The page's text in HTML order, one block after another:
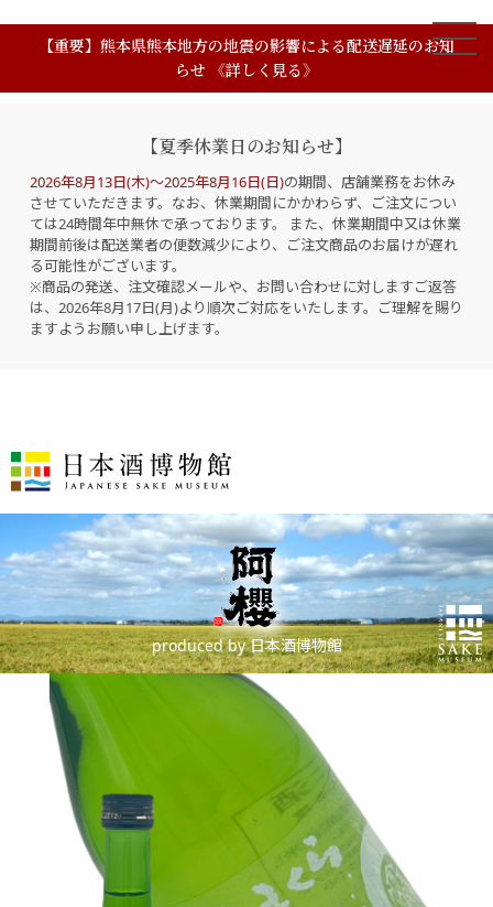
【重要】熊本県熊本地方の地震の影響による配送遅延のお知
らせ 《詳しく見る》
【夏季休業日のお知らせ】
2026年8月13日(木)～2025年8月16日(日)の期間、店舗業務をお休み
させていただきます。なお、休業期間にかかわらず、ご注文につい
ては24時間年中無休で承っております。 また、休業期間中又は休業
期間前後は配送業者の便数減少により、ご注文商品のお届けが遅れ
る可能性がございます。
※商品の発送、注文確認メールや、お問い合わせに対しますご返答
は、2026年8月17日(月)より順次ご対応をいたします。ご理解を賜り
ますようお願い申し上げます。
produced by 日本酒博物館